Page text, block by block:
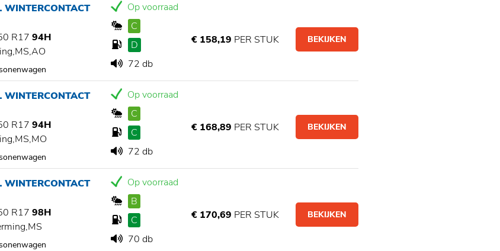
WINTERCONTACT
R1794H
Op voorraad
C
D
72 db
€ 158,19 PER STUK BEKIJKEN
WINTERCONTACT
R1794H
Op voorraad
C
C
72 db
€ 168,89 PER STUK BEKIJKEN
WINTERCONTACT
R1798H
Op voorraad
B
C
70 db
€ 170,69 PER STUK BEKIJKEN